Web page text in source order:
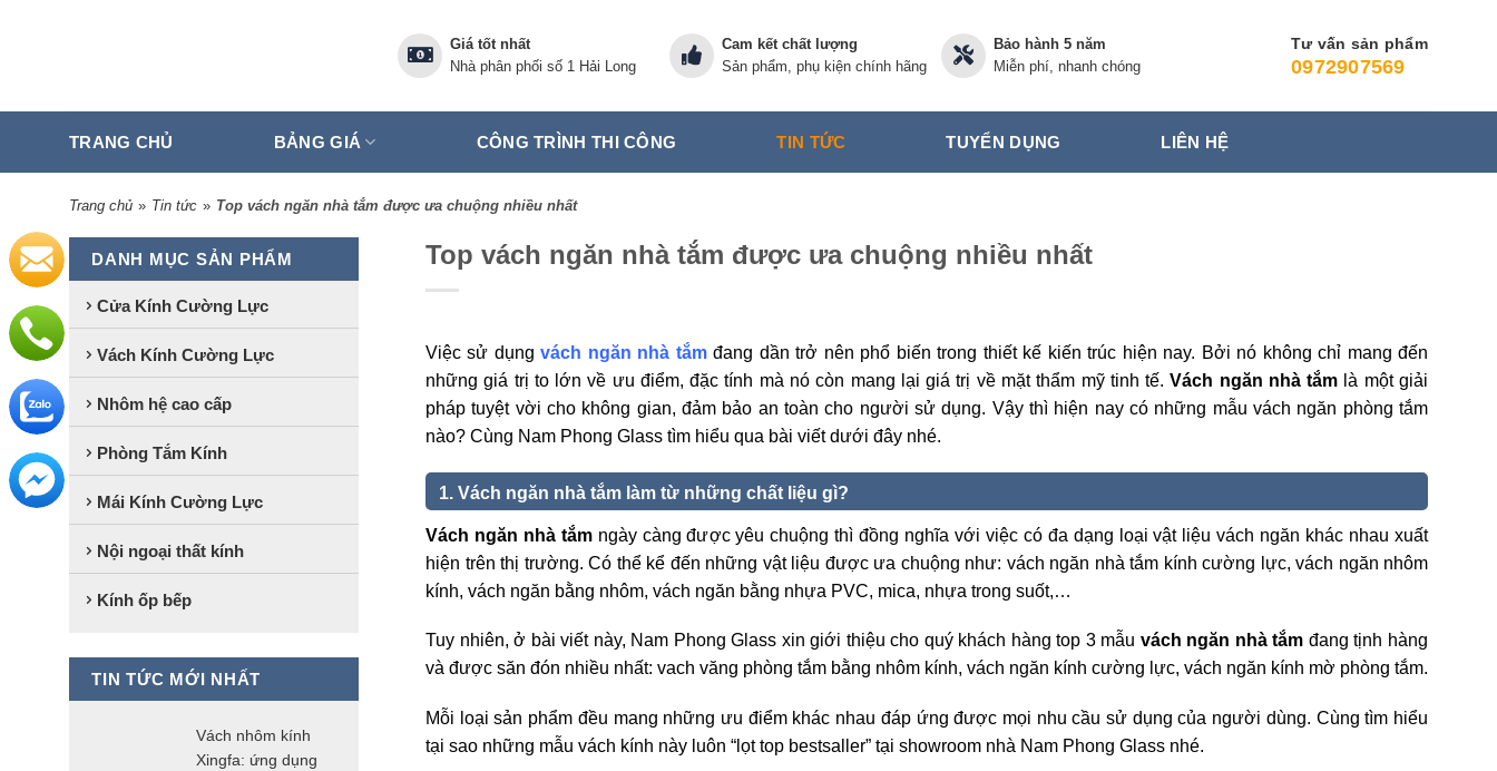
Giá tốt nhất
Nhà phân phối số 1 Hải Long
Cam kết chất lượng
Sản phẩm, phụ kiện chính hãng
Bảo hành 5 năm
Miễn phí, nhanh chóng
Tư vấn sản phẩm
0972907569
TRANG CHỦ BẢNG GIÁ CÔNG TRÌNH THI CÔNG TIN TỨC TUYỂN DỤNG LIÊN HỆ
Trang chủ » Tin tức » Top vách ngăn nhà tắm được ưa chuộng nhiều nhất
DANH MỤC SẢN PHẨM
Cửa Kính Cường Lực
Vách Kính Cường Lực
Nhôm hệ cao cấp
Phòng Tắm Kính
Mái Kính Cường Lực
Nội ngoại thất kính
Kính ốp bếp
TIN TỨC MỚI NHẤT
Vách nhôm kính
Xingfa: ứng dụng
Top vách ngăn nhà tắm được ưa chuộng nhiều nhất
Việc sử dụngvách ngăn nhà tắmđang dần trở nên phổ biến trong thiết kế kiến trúc hiện nay. Bởi nó không chỉ mang đến
những giá trị to lớn về ưu điểm, đặc tính mà nó còn mang lại giá trị về mặt thẩm mỹ tinh tế.Vách ngăn nhà tắm là một giải
pháp tuyệt vời cho không gian, đảm bảo an toàn cho người sử dụng. Vậy thì hiện nay có những mẫu vách ngăn phòng tắm
nào? Cùng Nam Phong Glass tìm hiểu qua bài viết dưới đây nhé.
1. Vách ngăn nhà tắm làm từ những chất liệu gì?
Vách ngăn nhà tắmngày càng được yêu chuộng thì đồng nghĩa với việc có đa dạng loại vật liệu vách ngăn khác nhau xuất
hiện trên thị trường. Có thể kể đến những vật liệu được ưa chuộng như: vách ngăn nhà tắm kính cường lực, vách ngăn nhôm
kính, vách ngăn bằng nhôm, vách ngăn bằng nhựa PVC, mica, nhựa trong suốt,…
Tuy nhiên, ở bài viết này, Nam Phong Glass xin giới thiệu cho quý khách hàng top 3 mẫu vách ngăn nhà tắm đang tịnh hàng
và được săn đón nhiều nhất: vach văng phòng tắm bằng nhôm kính, vách ngăn kính cường lực, vách ngăn kính mờ phòng tắm.
Mỗi loại sản phẩm đều mang những ưu điểm khác nhau đáp ứng được mọi nhu cầu sử dụng của người dùng. Cùng tìm hiểu
tại sao những mẫu vách kính này luôn “lọt top bestsaller” tại showroom nhà Nam Phong Glass nhé.